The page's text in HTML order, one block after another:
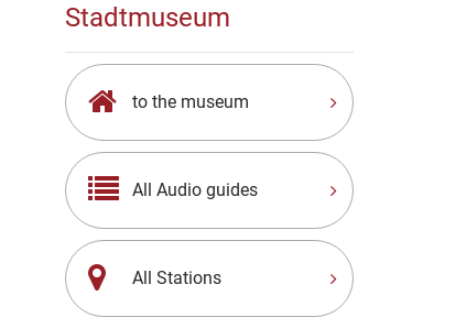
Stadtmuseum
to the museum
All Audio guides
All Stations